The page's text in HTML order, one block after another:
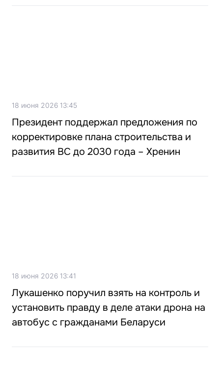
18 июня 2026 13:45
Президент поддержал предложения по
корректировке плана строительства и
развития ВС до 2030 года – Хренин
18 июня 2026 13:41
Лукашенко поручил взять на контроль и
установить правду в деле атаки дрона на
автобус с гражданами Беларуси